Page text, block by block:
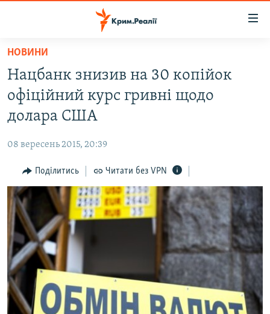
Перейти
основного
матеріалу
Перейти
до
основної
навігації
Перейти
до
пошуку
НОВИНИ
ВОДА.КРИМ
ВІДЕО ТА ФОТО
БЛОГИ
ПОГЛЯД
ІНТЕРВ'Ю
ВСЕ ЗА ДЕНЬ
СПЕЦПРОЕКТИ
ДЕПОРТАЦІЯ
ВІДЕОУРОКИ «ELIFBE»
СВІДЧЕННЯ ОКУПАЦІЇ
ЯК ОБІЙТИ БЛОКУВАННЯ
Русский
НОВИНИ
Нацбанк знизив на 30 копійок
офіційний курс гривні щодо
долара США
08 вересень 2015, 20:39
Поділитись Читати без VPN